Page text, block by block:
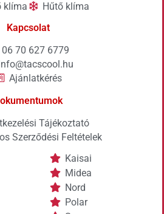
klíma
Hűtő klíma
Kapcsolat
06 70 627 6779
Ajánlatkérés
Tájékoztató
Szerződési Feltételek
Kaisai
Midea
Nord
Polar